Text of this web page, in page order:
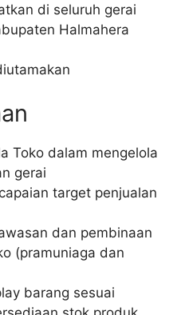
di seluruh gerai
Halmahera
Toko dalam mengelola
gerai
target penjualan
dan pembinaan
(pramuniaga dan
barang sesuai